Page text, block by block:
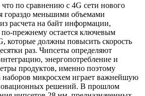
по сравнению с 4G сети нового
гораздо меньшими объемами
расчета на байт информации,
по-прежнему остается ключевым
которые должны повысить скорость
раз. Чипсеты определяют
энергопотребление и
продуктов, именно поэтому
наборов микросхем играет важнейшую
решений. В прошлом